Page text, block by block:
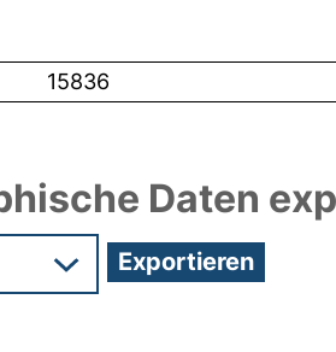
15836
Daten